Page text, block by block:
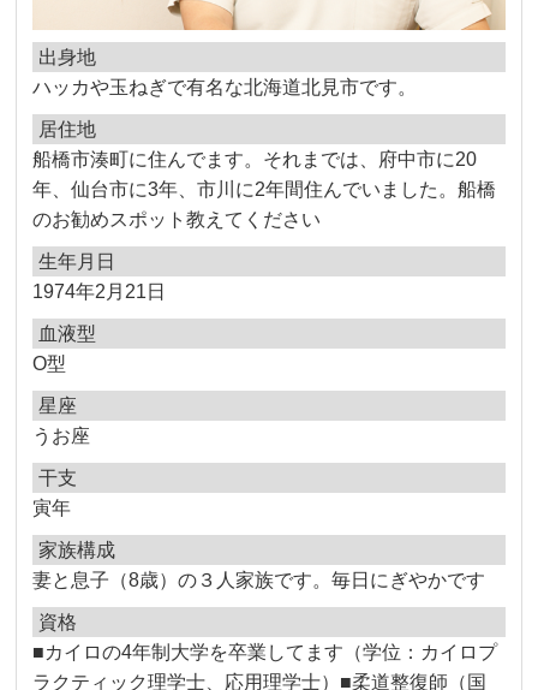
出身地
ハッカや玉ねぎで有名な北海道北見市です。
居住地
船橋市湊町に住んでます。それまでは、府中市に20
年、仙台市に3年、市川に2年間住んでいました。船橋
のお勧めスポット教えてください
生年月日
1974年2月21日
血液型
O型
星座
うお座
干支
寅年
家族構成
妻と息子（8歳）の３人家族です。毎日にぎやかです
資格
■カイロの4年制大学を卒業してます（学位：カイロプ
ラクティック理学士、応用理学士）■柔道整復師（国